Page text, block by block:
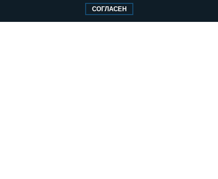
Свидетельство о регистрации Эл № ФС77-
СОГЛАСЕН